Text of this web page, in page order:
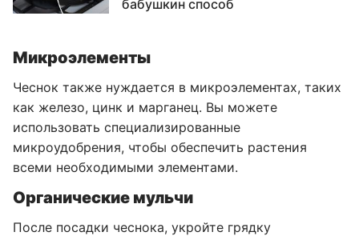
бабушкин способ
Микроэлементы
Чеснок также нуждается в микроэлементах, таких
как железо, цинк и марганец. Вы можете
использовать специализированные
микроудобрения, чтобы обеспечить растения
всеми необходимыми элементами.
Органические мульчи
После посадки чеснока, укройте грядку